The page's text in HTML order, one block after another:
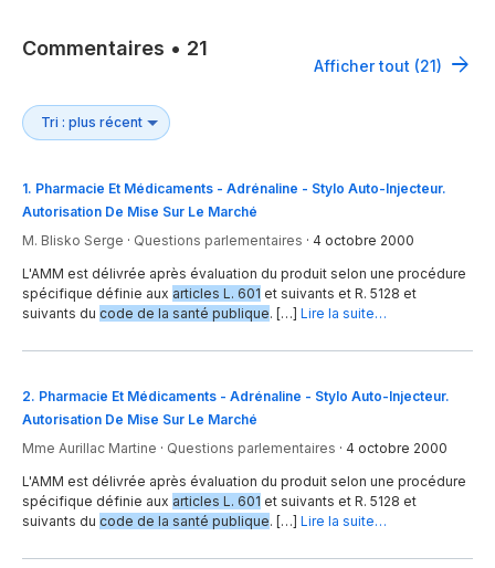
Commentaires • 21
Afficher tout (21)
1. Pharmacie Et Médicaments - Adrénaline - Stylo Auto-Injecteur.
Autorisation De Mise Sur Le Marché
M. Blisko Serge · Questions parlementaires · 4 octobre 2000
L'AMM est délivrée après évaluation du produit selon une procédure
spécifique définie aux articles L. 601 et suivants et R. 5128 et
suivants du code de la santé publique. […] Lire la suite…
2. Pharmacie Et Médicaments - Adrénaline - Stylo Auto-Injecteur.
Autorisation De Mise Sur Le Marché
Mme Aurillac Martine · Questions parlementaires · 4 octobre 2000
L'AMM est délivrée après évaluation du produit selon une procédure
spécifique définie aux articles L. 601 et suivants et R. 5128 et
suivants du code de la santé publique. […] Lire la suite…